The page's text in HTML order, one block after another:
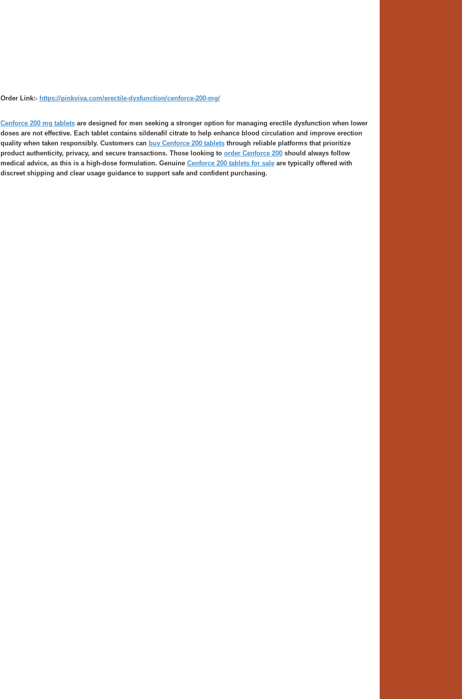
Order Link:- https://pinkviva.com/erectile-dysfunction/cenforce-200-mg/
Cenforce 200 mg tabletsare designed for men seeking a stronger option for managing erectile dysfunction when lower
doses are not effective. Each tablet contains sildenafil citrate to help enhance blood circulation and improve erection
quality when taken responsibly. Customers can buy Cenforce 200 tabletsthrough reliable platforms that prioritize
product authenticity, privacy, and secure transactions. Those looking to order Cenforce 200should always follow
medical advice, as this is a high-dose formulation. Genuine Cenforce 200 tablets for saleare typically offered with
discreet shipping and clear usage guidance to support safe and confident purchasing.